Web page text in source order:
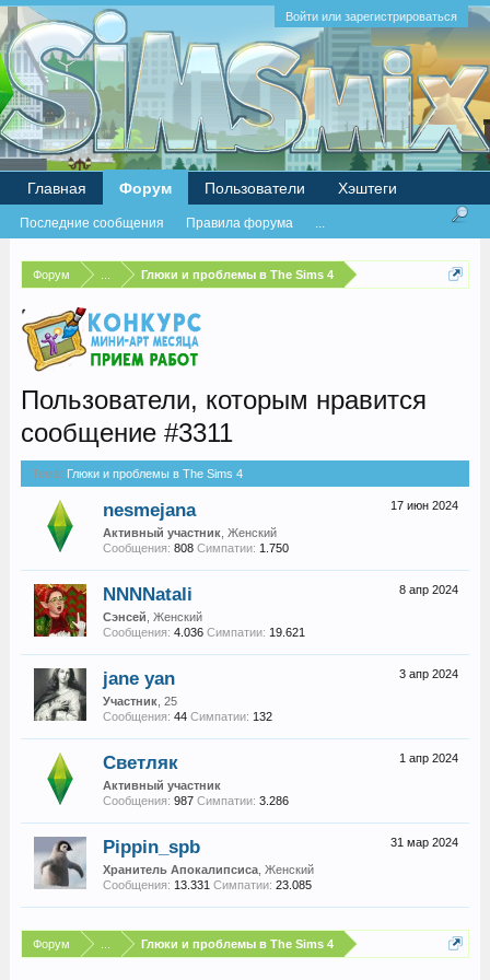
Войти или зарегистрироваться
Форум Глюки и проблемы в The Sims 4
Пользователи, которым нравится
сообщение #3311
Тема: Глюки и проблемы в The Sims 4
17 июн 2024
nesmejana
Активный участник, Женский
Сообщения: 808 Симпатии: 1.750
8 апр 2024
NNNNatali
Сэнсей , Женский
Сообщения: 4.036 Симпатии: 19.621
3 апр 2024
jane yan
Участник, 25
Сообщения: 44 Симпатии: 132
1 апр 2024
Светляк
Активный участник
Сообщения: 987 Симпатии: 3.286
31 мар 2024
Pippin_spb
Хранитель Апокалипсиса, Женский
Сообщения: 13.331 Симпатии: 23.085
Форум Глюки и проблемы в The Sims 4
Главная Форум
Последние сообщения Правила форума ...
Пользователи Хэштеги